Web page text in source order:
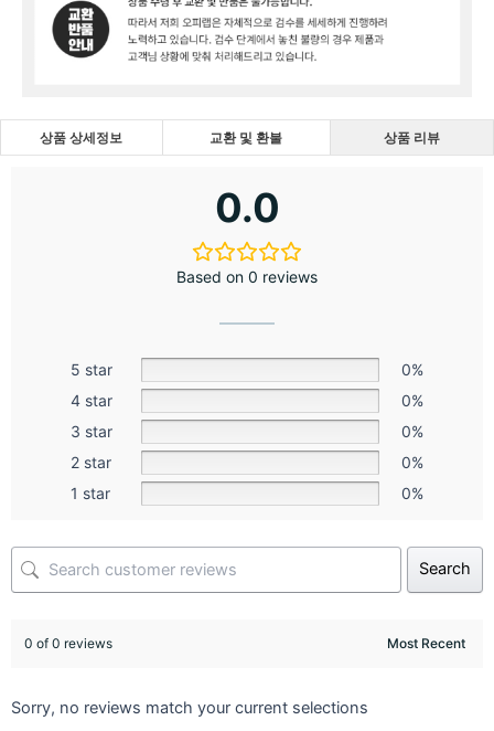
상품 상세정보 교환 및 환불 상품 리뷰
0.0
Based on 0 reviews
5 star
0%
4 star
0%
3 star
0%
2 star
0%
1 star
0%
Search
0 of 0 reviews
Sorry, no reviews match your current selections